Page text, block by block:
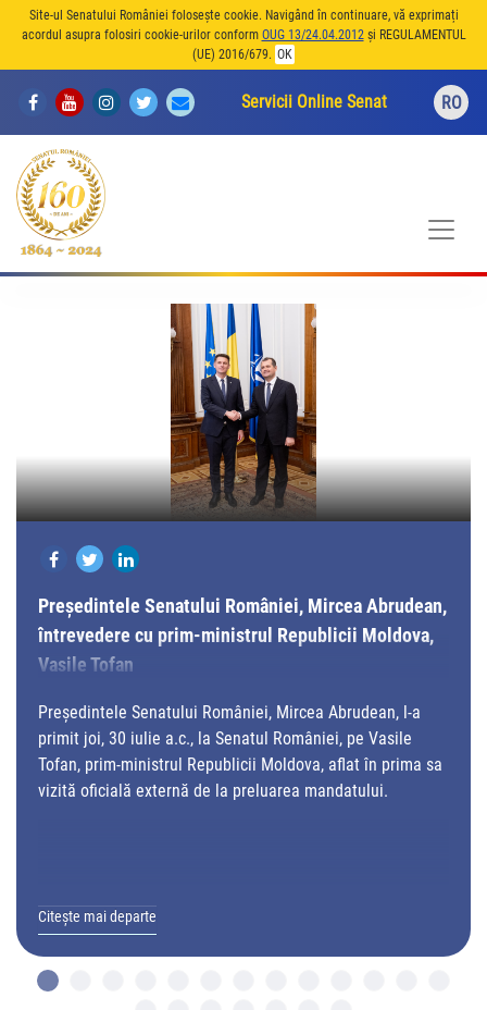
Site-ul Senatului României folosește cookie. Navigând în continuare, vă exprimați
acordul asupra folosiri cookie-urilor conform OUG 13/24.04.2012și REGULAMENTUL
(UE) 2016/679. OK
Servicii Online Senat RO
Președintele Senatului României, Mircea Abrudean,
întrevedere cu prim-ministrul Republicii Moldova,
Vasile Tofan
Președintele Senatului României, Mircea Abrudean, l-a
primit joi, 30 iulie a.c., la Senatul României, pe Vasile
Tofan, prim-ministrul Republicii Moldova, aflat în prima sa
vizită oficială externă de la preluarea mandatului.
Citește mai departe